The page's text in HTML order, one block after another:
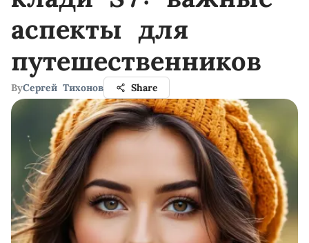
аспекты для
путешественников
ByСергей Тихонов Share